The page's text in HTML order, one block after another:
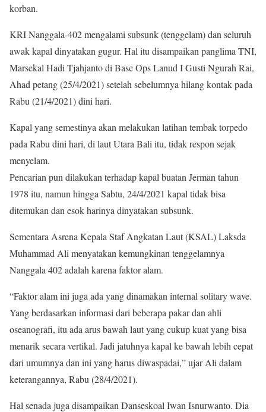
korban.
KRI Nanggala-402 mengalami subsunk (tenggelam) dan seluruh
awak kapal dinyatakan gugur. Hal itu disampaikan panglima TNI,
Marsekal Hadi Tjahjanto di Base Ops Lanud I Gusti Ngurah Rai,
Ahad petang (25/4/2021) setelah sebelumnya hilang kontak pada
Rabu (21/4/2021) dini hari.
Kapal yang semestinya akan melakukan latihan tembak torpedo
pada Rabu dini hari, di laut Utara Bali itu, tidak respon sejak
menyelam.
Pencarian pun dilakukan terhadap kapal buatan Jerman tahun
1978 itu, namun hingga Sabtu, 24/4/2021 kapal tidak bisa
ditemukan dan esok harinya dinyatakan subsunk.
Sementara Asrena Kepala Staf Angkatan Laut (KSAL) Laksda
Muhammad Ali menyatakan kemungkinan tenggelamnya
Nanggala 402 adalah karena faktor alam.
“Faktor alam ini juga ada yang dinamakan internal solitary wave.
Yang berdasarkan informasi dari beberapa pakar dan ahli
oseanografi, itu ada arus bawah laut yang cukup kuat yang bisa
menarik secara vertikal. Jadi jatuhnya kapal ke bawah lebih cepat
dari umumnya dan ini yang harus diwaspadai,” ujar Ali dalam
keterangannya, Rabu (28/4/2021).
Hal senada juga disampaikan Danseskoal Iwan Isnurwanto. Dia